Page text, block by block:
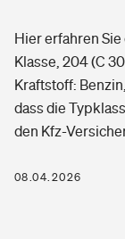
Photovoltaik
Wärmepumpen
Pri­vate Haft­pflicht­
Gesundheit
Private
Hier erfahren
Klasse, 204 (C
Kraftstoff:
dass die
den Kfz-
08.04.2026